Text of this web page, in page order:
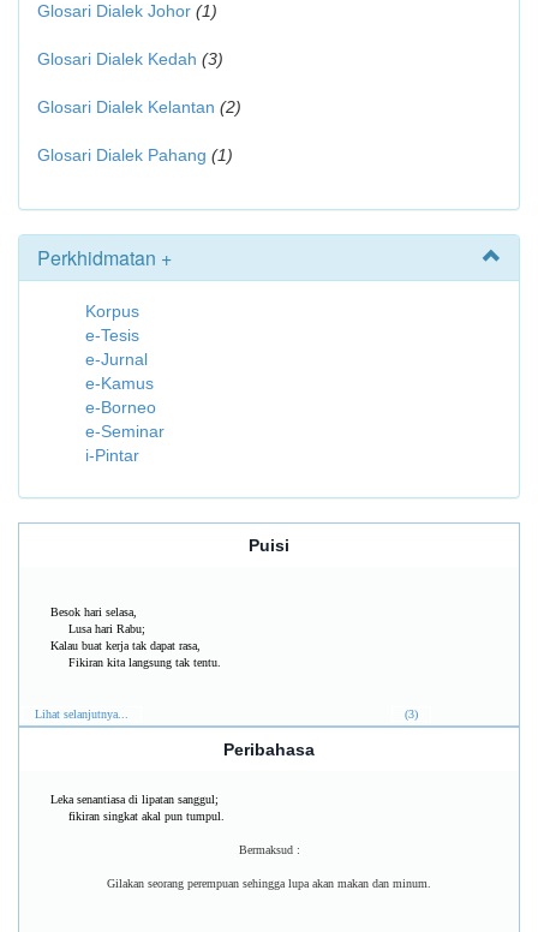
Glosari Dialek Johor (1)
Glosari Dialek Kedah (3)
Glosari Dialek Kelantan (2)
Glosari Dialek Pahang (1)
Perkhidmatan +
Korpus
e-Tesis
e-Jurnal
e-Kamus
e-Borneo
e-Seminar
i-Pintar
Puisi
Besok hari selasa,
Lusa hari Rabu;
Kalau buat kerja tak dapat rasa,
Fikiran kita langsung tak tentu.
Lihat selanjutnya... (3)
Peribahasa
Leka senantiasa di lipatan sanggul;
fikiran singkat akal pun tumpul.
Bermaksud :
Gilakan seorang perempuan sehingga lupa akan makan dan minum.